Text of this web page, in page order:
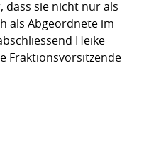
sie nicht nur als
als Abgeordnete im
Heike
Fraktionsvorsitzende